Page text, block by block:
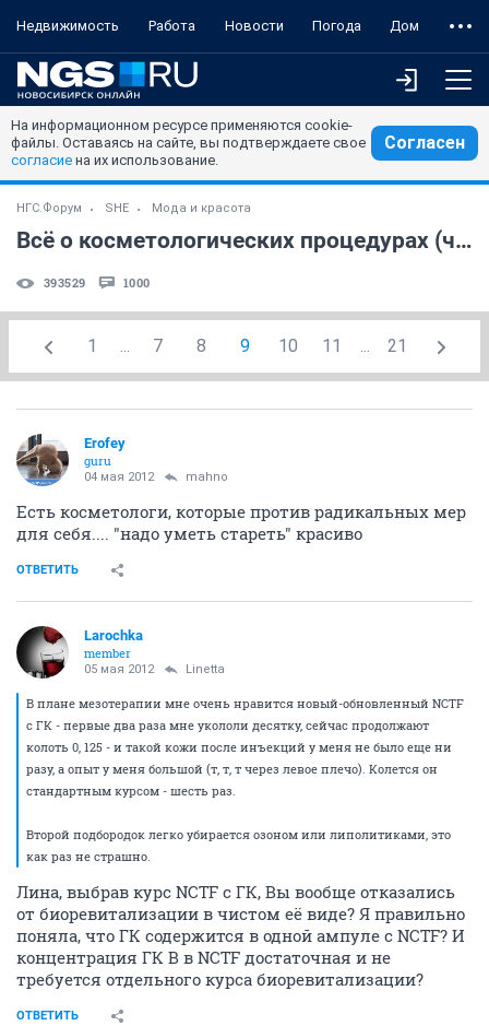
Недвижимость Работа Новости Погода Дом
На информационном ресурсе применяются cookie-
файлы. Оставаясь на сайте, вы подтверждаете свое
согласие на их использование.
Согласен
НГС.Форум SHE Мода и красота
Всё о косметологических процедурах (часть 3)
393529 1000
1 ... 7 8 9 10 11 ... 21
Erofey
guru
04 мая 2012 mahno
Есть косметологи, которые против радикальных мер
для себя.... "надо уметь стареть" красиво
ОТВЕТИТЬ
Larochka
member
05 мая 2012 Linetta
В плане мезотерапии мне очень нравится новый-обновленный NCTF
с ГК - первые два раза мне укололи десятку, сейчас продолжают
колоть 0, 125 - и такой кожи после инъекций у меня не было еще ни
разу, а опыт у меня большой (т, т, т через левое плечо). Колется он
стандартным курсом - шесть раз.
Второй подбородок легко убирается озоном или липолитиками, это
как раз не страшно.
Лина, выбрав курс NCTF с ГК, Вы вообще отказались
от биоревитализации в чистом её виде? Я правильно
поняла, что ГК содержится в одной ампуле с NCTF? И
концентрация ГК В в NCTF достаточная и не
требуется отдельного курса биоревитализации?
ОТВЕТИТЬ